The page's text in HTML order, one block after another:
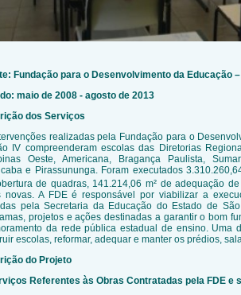
Fundação para o Desenvolvimento da Educação
maio de 2008 - agosto de 2013
dos Serviços
realizadas pela Fundação para o
IV compreenderam escolas das Diretorias
Oeste, Americana, Bragança Paulista,
e Pirassununga. Foram executados
de quadras, 141.214,06 m² de adequação
novas. A FDE é responsável por viabilizar a
pela Secretaria da Educação do Estado de
projetos e ações destinadas a garantir o bom
da rede pública estadual de ensino. Uma
escolas, reformar, adequar e manter os prédios,
do Projeto
Referentes às Obras Contratadas pela FDE e